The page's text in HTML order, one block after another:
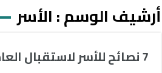
أرشيف الوسم :الأسر
7 نصائح للأسر لاستقبال العام الدراسي الجديد